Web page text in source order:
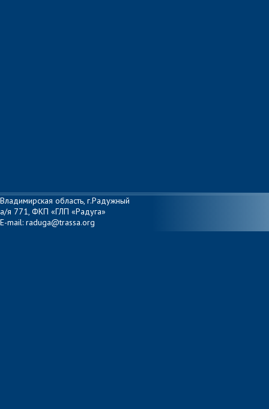
Владимирская область, г.Радужный
а/я 771, ФКП «ГЛП «Радуга»
E-mail: raduga@trassa.org